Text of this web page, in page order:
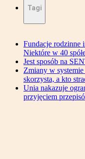
Tagi
Fundacje rodzinne
Niektóre w 40
Jest sposób na
Zmiany w
skorzysta, a kto
Unia nakazuje
przyjęciem